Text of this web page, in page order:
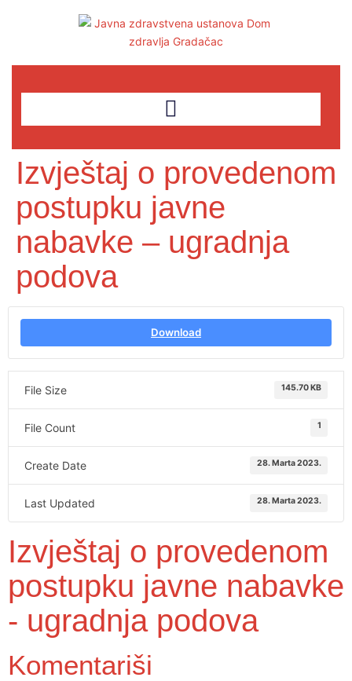
Izvještaj o provedenom
postupku javne
nabavke – ugradnja
podova
Download
File Size 145.70 KB
File Count 1
Create Date 28. Marta 2023.
Last Updated 28. Marta 2023.
Izvještaj o provedenom
postupku javne nabavke
- ugradnja podova
Komentariši